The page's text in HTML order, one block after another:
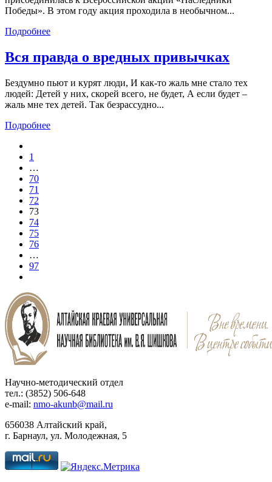
Победы». В этом году акция проходила в необычном...
Подробнее
Вся правда о вредных привычках
Бездумно пьют и курят люди, И как-то жаль мне стало тех
людей: Детей у них, скорей всего, не будет, А если будет –
жаль мне тех детей. Так безрассудно...
Подробнее
1
…
70
71
72
73
74
75
76
…
97
Научно-методический отдел
тел.: (3852) 506-648
e-mail: nmo-akunb@mail.ru
656038 Алтайский край,
г. Барнаул, ул. Молодежная, 5